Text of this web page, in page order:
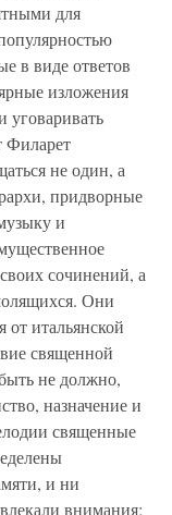
для
в виде ответов
изложения
уговаривать
Филарет
не один, а
придворные
и
сочинений, а
Они
от итальянской
священной
не должно,
назначение и
священные
и ни
внимания;